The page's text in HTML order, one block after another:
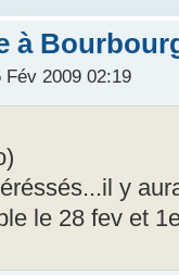
à
Fév 2009 02:19
y
le 28 fev et